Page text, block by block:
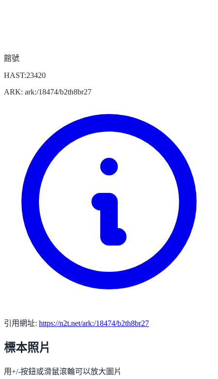
館號
HAST:23420
ARK: ark:/18474/b2th8br27
引用網址: https://n2t.net/ark:/18474/b2th8br27
標本照片
用+/-按鈕或滑鼠滾輪可以放大圖片